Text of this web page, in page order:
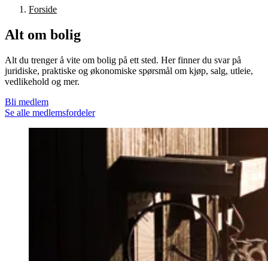
Forside
Alt om bolig
Alt du trenger å vite om bolig på ett sted. Her finner du svar på
juridiske, praktiske og økonomiske spørsmål om kjøp, salg, utleie,
vedlikehold og mer.
Bli medlem
Se alle medlemsfordeler